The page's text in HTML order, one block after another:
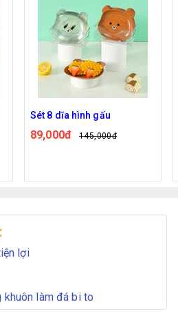
Sét 8 dĩa hình gấu
89,000đ 145,000đ
lợi
làm đá bi to